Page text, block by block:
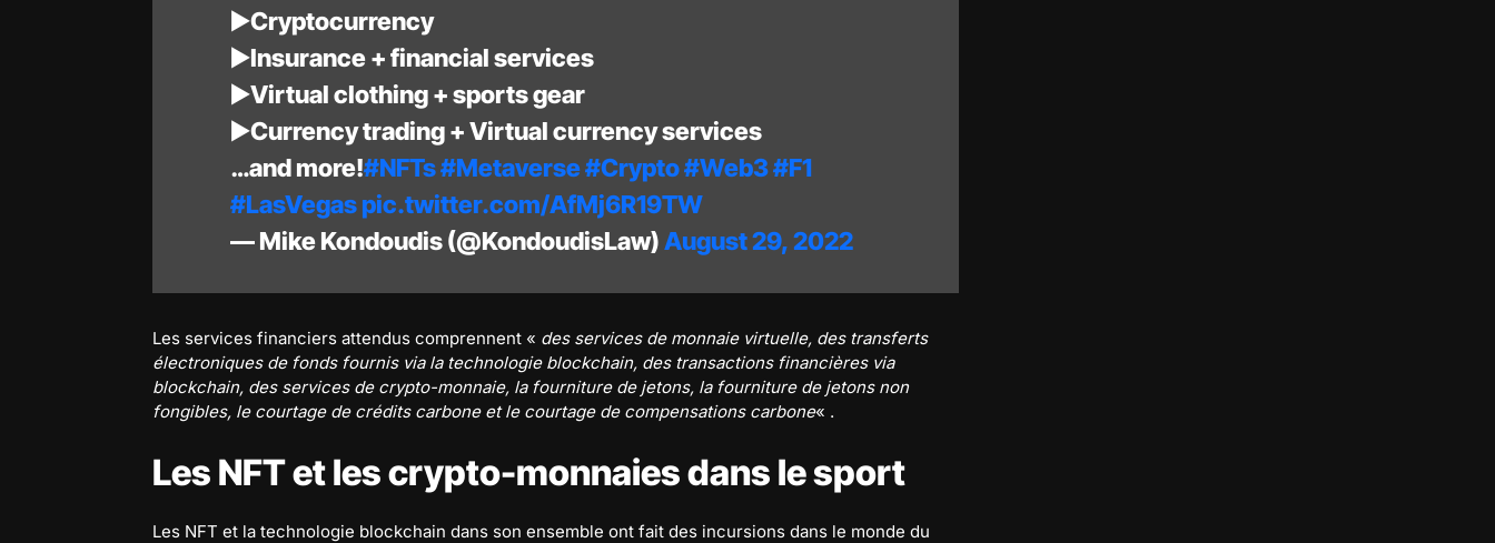
▶️Cryptocurrency
▶️Insurance + financial services
▶️Virtual clothing + sports gear
▶️Currency trading + Virtual currency services
…and more!#NFTs#Metaverse#Crypto#Web3#F1
#LasVegaspic.twitter.com/AfMj6R19TW
— Mike Kondoudis (@KondoudisLaw)August 29, 2022
Les services financiers attendus comprennent « des services de monnaie virtuelle, des transferts
électroniques de fonds fournis via la technologie blockchain, des transactions financières via
blockchain, des services de crypto-monnaie, la fourniture de jetons, la fourniture de jetons non
fongibles, le courtage de crédits carbone et le courtage de compensations carbone« .
Les NFT et les crypto-monnaies dans le sport
Les NFT et la technologie blockchain dans son ensemble ont fait des incursions dans le monde du